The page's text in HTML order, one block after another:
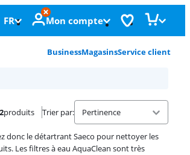
FR Mon compte
BusinessMagasinsService client
produits Trier par:
donc le détartrant Saeco pour nettoyer les
Les filtres à eau AquaClean sont très